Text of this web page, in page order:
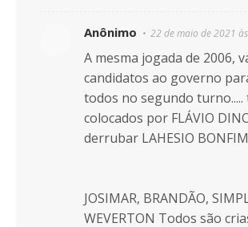
Anônimo 22 de maio de 2021
A mesma jogada de 2006,
candidatos ao governo
todos no segundo turno.....
colocados por FLÁVIO
derrubar LAHESIO
JOSIMAR, BRANDÃO,
WEVERTON Todos são